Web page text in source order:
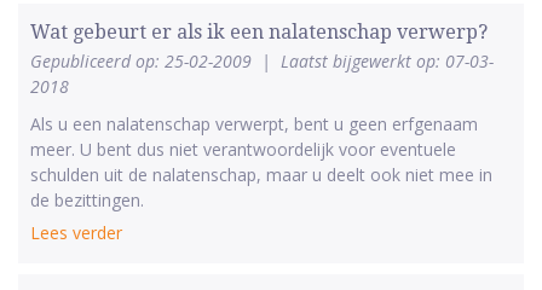
Wat gebeurt er als ik een nalatenschap verwerp?
Gepubliceerd op: 25-02-2009 | Laatst bijgewerkt op: 07-03-
2018
Als u een nalatenschap verwerpt, bent u geen erfgenaam
meer. U bent dus niet verantwoordelijk voor eventuele
schulden uit de nalatenschap, maar u deelt ook niet mee in
de bezittingen.
Lees verder